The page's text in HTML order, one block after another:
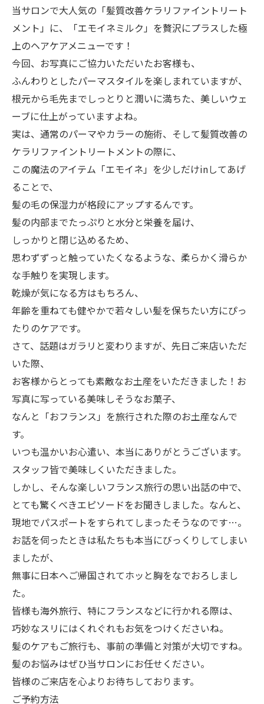
当サロンで大人気の「髪質改善ケラリファイントリート
メント」に、「エモイネミルク」を贅沢にプラスした極
上のヘアケアメニューです！
​今回、お写真にご協力いただいたお客様も、
ふんわりとしたパーマスタイルを楽しまれていますが、
根元から毛先までしっとりと潤いに満ちた、美しいウェ
ーブに仕上がっていますよね。
​実は、通常のパーマやカラーの施術、そして髪質改善の
ケラリファイントリートメントの際に、
この魔法のアイテム「エモイネ」を少しだけinしてあげ
ることで、
髪の毛の保湿力が格段にアップするんです。
髪の内部までたっぷりと水分と栄養を届け、
しっかりと閉じ込めるため、
思わずずっと触っていたくなるような、柔らかく滑らか
な手触りを実現します。
乾燥が気になる方はもちろん、
年齢を重ねても健やかで若々しい髪を保ちたい方にぴっ
たりのケアです。
​さて、話題はガラリと変わりますが、先日ご来店いただ
いた際、
お客様からとっても素敵なお土産をいただきました！お
写真に写っている美味しそうなお菓子、
なんと「おフランス」を旅行された際のお土産なんで
す。
いつも温かいお心遣い、本当にありがとうございます。
スタッフ皆で美味しくいただきました。
​しかし、そんな楽しいフランス旅行の思い出話の中で、
とても驚くべきエピソードをお聞きしました。なんと、
現地でパスポートをすられてしまったそうなのです…。
お話を伺ったときは私たちも本当にびっくりしてしまい
ましたが、
無事に日本へご帰国されてホッと胸をなでおろしまし
た。
皆様も海外旅行、特にフランスなどに行かれる際は、
巧妙なスリにはくれぐれもお気をつけくださいね。
​髪のケアもご旅行も、事前の準備と対策が大切ですね。
髪のお悩みはぜひ当サロンにお任せください。
皆様のご来店を心よりお待ちしております。
ご予約方法